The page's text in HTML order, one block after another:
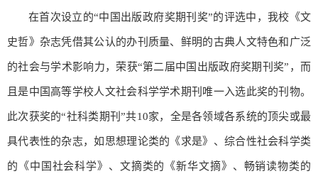
在首次设立的“中国出版政府奖期刊奖”的评选中，我校《文
史哲》杂志凭借其公认的办刊质量、鲜明的古典人文特色和广泛
的社会与学术影响力，荣获“第二届中国出版政府奖期刊奖”，而
且是中国高等学校人文社会科学学术期刊唯一入选此奖的刊物。
此次获奖的“社科类期刊”共10家，全是各领域各系统的顶尖或最
具代表性的杂志，如思想理论类的《求是》、综合性社会科学类
的《中国社会科学》、文摘类的《新华文摘》、畅销读物类的